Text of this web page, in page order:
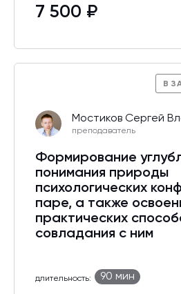
7 500 ₽
В
Мостиков Сергей
преподаватель
Формирование
понимания природы
психологических
паре, а также
практических
совладания с ним
длительность: 90 мин